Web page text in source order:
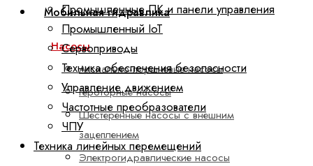
Мобильная гидравлика
Насосы
Аксиально-поршневые насосы
Героторные насосы
Шестеренные насосы с внешним
зацеплением
Электрогидравлические насосы
Промышленные ПК и панели управления
Промышленный IoT
Сервоприводы
Техника обеспечения безопасности
Управление движением
Частотные преобразователи
ЧПУ
Техника линейных перемещений